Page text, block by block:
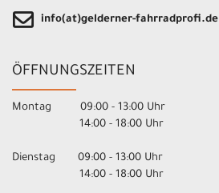
info(at)gelderner-fahrradprofi.de
ÖFFNUNGSZEITEN
Montag 09:00 - 13:00 Uhr
14:00 - 18:00 Uhr
Dienstag 09:00 - 13:00 Uhr
14:00 - 18:00 Uhr